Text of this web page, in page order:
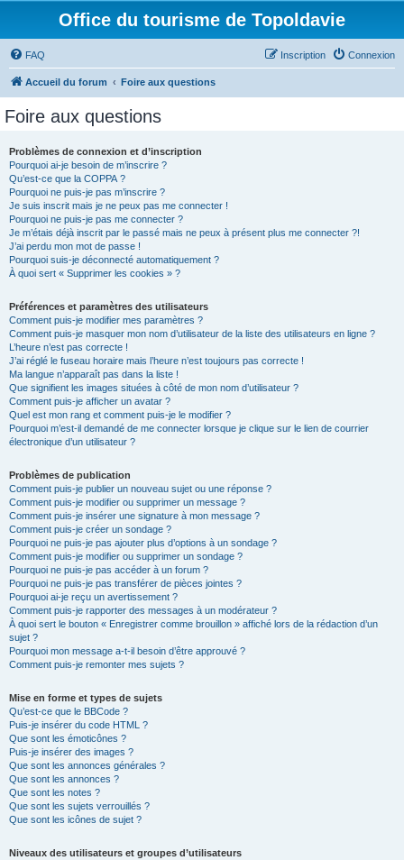
Office du tourisme de Topoldavie
FAQ Connexion
Inscription
Accueil du forum Foire aux questions
Foire aux questions
Problèmes de connexion et d’inscription
Pourquoi ai-je besoin de m’inscrire ?
Qu’est-ce que la COPPA ?
Pourquoi ne puis-je pas m’inscrire ?
Je suis inscrit mais je ne peux pas me connecter !
Pourquoi ne puis-je pas me connecter ?
Je m’étais déjà inscrit par le passé mais ne peux à présent plus me connecter ?!
J’ai perdu mon mot de passe !
Pourquoi suis-je déconnecté automatiquement ?
À quoi sert « Supprimer les cookies » ?
Préférences et paramètres des utilisateurs
Comment puis-je modifier mes paramètres ?
Comment puis-je masquer mon nom d’utilisateur de la liste des utilisateurs en ligne ?
L’heure n’est pas correcte !
J’ai réglé le fuseau horaire mais l’heure n’est toujours pas correcte !
Ma langue n’apparaît pas dans la liste !
Que signifient les images situées à côté de mon nom d’utilisateur ?
Comment puis-je afficher un avatar ?
Quel est mon rang et comment puis-je le modifier ?
Pourquoi m’est-il demandé de me connecter lorsque je clique sur le lien de courrier
électronique d’un utilisateur ?
Problèmes de publication
Comment puis-je publier un nouveau sujet ou une réponse ?
Comment puis-je modifier ou supprimer un message ?
Comment puis-je insérer une signature à mon message ?
Comment puis-je créer un sondage ?
Pourquoi ne puis-je pas ajouter plus d’options à un sondage ?
Comment puis-je modifier ou supprimer un sondage ?
Pourquoi ne puis-je pas accéder à un forum ?
Pourquoi ne puis-je pas transférer de pièces jointes ?
Pourquoi ai-je reçu un avertissement ?
Comment puis-je rapporter des messages à un modérateur ?
À quoi sert le bouton « Enregistrer comme brouillon » affiché lors de la rédaction d’un
sujet ?
Pourquoi mon message a-t-il besoin d’être approuvé ?
Comment puis-je remonter mes sujets ?
Mise en forme et types de sujets
Qu’est-ce que le BBCode ?
Puis-je insérer du code HTML ?
Que sont les émoticônes ?
Puis-je insérer des images ?
Que sont les annonces générales ?
Que sont les annonces ?
Que sont les notes ?
Que sont les sujets verrouillés ?
Que sont les icônes de sujet ?
Niveaux des utilisateurs et groupes d’utilisateurs